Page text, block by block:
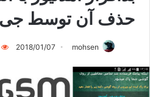
حذف آن توسط جی
mohsen
2018/01/07